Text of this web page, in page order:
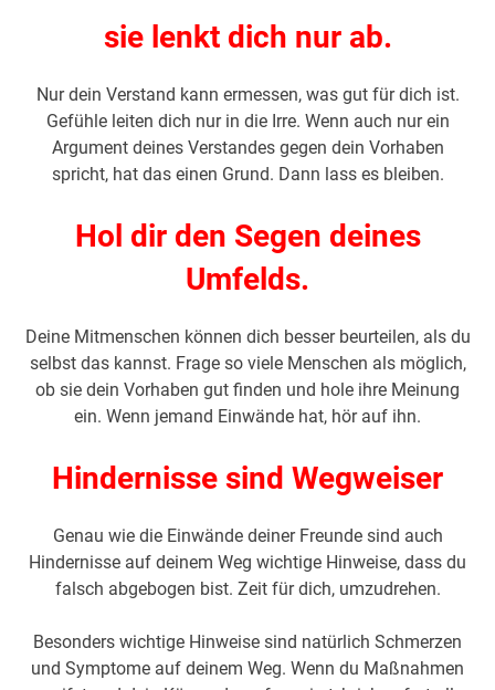
sie lenkt dich nur ab.
Nur dein Verstand kann ermessen, was gut für dich ist.
Gefühle leiten dich nur in die Irre. Wenn auch nur ein
Argument deines Verstandes gegen dein Vorhaben
spricht, hat das einen Grund. Dann lass es bleiben.
Hol dir den Segen deines
Umfelds.
Deine Mitmenschen können dich besser beurteilen, als du
selbst das kannst. Frage so viele Menschen als möglich,
ob sie dein Vorhaben gut finden und hole ihre Meinung
ein. Wenn jemand Einwände hat, hör auf ihn.
Hindernisse sind Wegweiser
Genau wie die Einwände deiner Freunde sind auch
Hindernisse auf deinem Weg wichtige Hinweise, dass du
falsch abgebogen bist. Zeit für dich, umzudrehen.
Besonders wichtige Hinweise sind natürlich Schmerzen
und Symptome auf deinem Weg. Wenn du Maßnahmen